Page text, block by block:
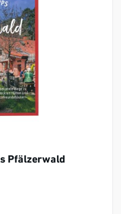
Pfälzerwald